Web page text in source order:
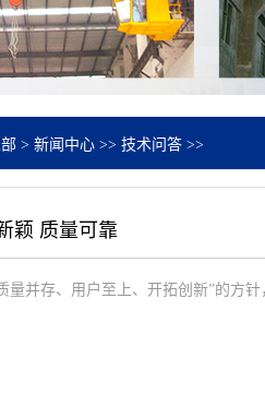
> 新闻中心 >> 技术问答 >>
颖 质量可靠
并存、用户至上、开拓创新”的方